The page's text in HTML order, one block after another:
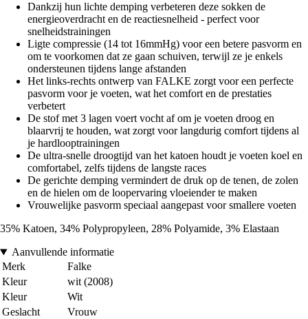
Dankzij hun lichte demping verbeteren deze sokken de
energieoverdracht en de reactiesnelheid - perfect voor
snelheidstrainingen
Ligte compressie (14 tot 16mmHg) voor een betere pasvorm en
om te voorkomen dat ze gaan schuiven, terwijl ze je enkels
ondersteunen tijdens lange afstanden
Het links-rechts ontwerp van FALKE zorgt voor een perfecte
pasvorm voor je voeten, wat het comfort en de prestaties
verbetert
De stof met 3 lagen voert vocht af om je voeten droog en
blaarvrij te houden, wat zorgt voor langdurig comfort tijdens al
je hardlooptrainingen
De ultra-snelle droogtijd van het katoen houdt je voeten koel en
comfortabel, zelfs tijdens de langste races
De gerichte demping vermindert de druk op de tenen, de zolen
en de hielen om de loopervaring vloeiender te maken
Vrouwelijke pasvorm speciaal aangepast voor smallere voeten
35% Katoen, 34% Polypropyleen, 28% Polyamide, 3% Elastaan
Aanvullende informatie
Merk
Falke
Kleur
wit (2008)
Kleur
Wit
Geslacht
Vrouw